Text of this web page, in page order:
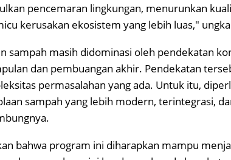
pencemaran lingkungan, menurunkan
kerusakan ekosistem yang lebih luas,"
sampah masih didominasi oleh pendekatan
dan pembuangan akhir. Pendekatan
permasalahan yang ada. Untuk itu,
sampah yang lebih modern, terintegrasi,
bahwa program ini diharapkan mampu